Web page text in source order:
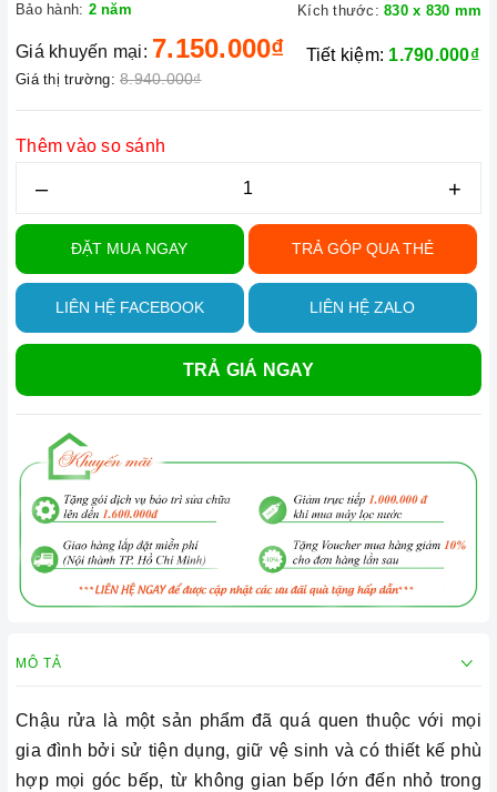
Bảo hành: 2 năm
Kích thước: 830 x 830 mm
Giá khuyến mại: 7.150.000₫
Giá thị trường: 8.940.000₫
Tiết kiệm: 1.790.000₫
Thêm vào so sánh
– +
ĐẶT MUA NGAY TRẢ GÓP QUA THẺ
LIÊN HỆ FACEBOOK LIÊN HỆ ZALO
TRẢ GIÁ NGAY
MÔ TẢ
Chậu rửa là một sản phẩm đã quá quen thuộc với mọi
gia đình bởi sử tiện dụng, giữ vệ sinh và cóthiết kế phù
hợp mọi góc bếp, từ không gian bếp lớn đến nhỏ trong